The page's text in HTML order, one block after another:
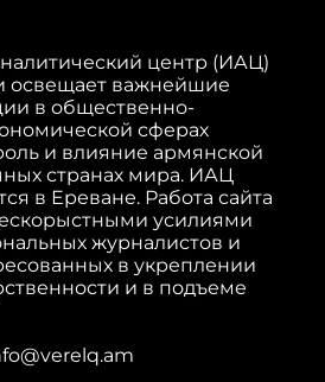
центр (ИАЦ)
освещает важнейшие
в общественно-
сферах
и влияние армянской
странах мира. ИАЦ
в Ереване. Работа сайта
усилиями
журналистов и
в укреплении
и в подъеме